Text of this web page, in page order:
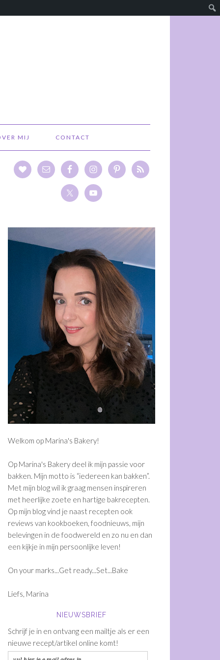
MIJ CONTACT
Welkom op Marina's Bakery!
Op Marina's Bakery deel ik mijn passie voor
bakken. Mijn motto is “iedereen kan bakken”.
Met mijn blog wil ik graag mensen inspireren
met heerlijke zoete en hartige bakrecepten.
Op mijn blog vind je naast recepten ook
reviews van kookboeken, foodnieuws, mijn
belevingen in de foodwereld en zo nu en dan
een kijkje in mijn persoonlijke leven!
On your marks...Get ready...Set...Bake
Liefs, Marina
NIEUWSBRIEF
Schrijf je in en ontvang een mailtje als er een
nieuwe recept/artikel online komt!
vul